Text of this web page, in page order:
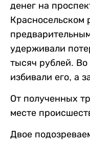
денег на
Красносельском
удерживали
тысяч рублей.
избивали его, а
От полученных
месте
Двое